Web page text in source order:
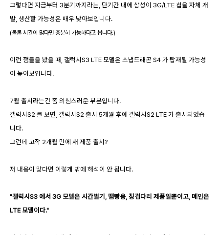
그렇다면 지금부터 3분기까지라는, 단기간 내에 삼성이 3G/LTE 칩을 자체 개
발, 생산할 가능성은 매우 낮아보입니다.
(물론 시간이 많다면 충분히 가능하다고 봅니다.)
이런 점들을 봤을 때, 갤럭시S3 LTE 모델은 스냅드래곤 S4 가 탑재될 가능성
이 높아보입니다.
7월 출시라는건 좀 의심스러운 부분입니다.
갤럭시S2 를 보면, 갤럭시S2 출시 5개월 후에 갤럭시S2 LTE 가 출시되었습
니다.
그런데 고작 2개월 만에 새 제품 출시?
저 내용이 맞다면 이렇게 밖에 해석이 안 됩니다.
"갤럭시S3 에서 3G 모델은 시간벌기, 땜빵용, 징검다리 제품일뿐이고, 메인은
LTE 모델이다."